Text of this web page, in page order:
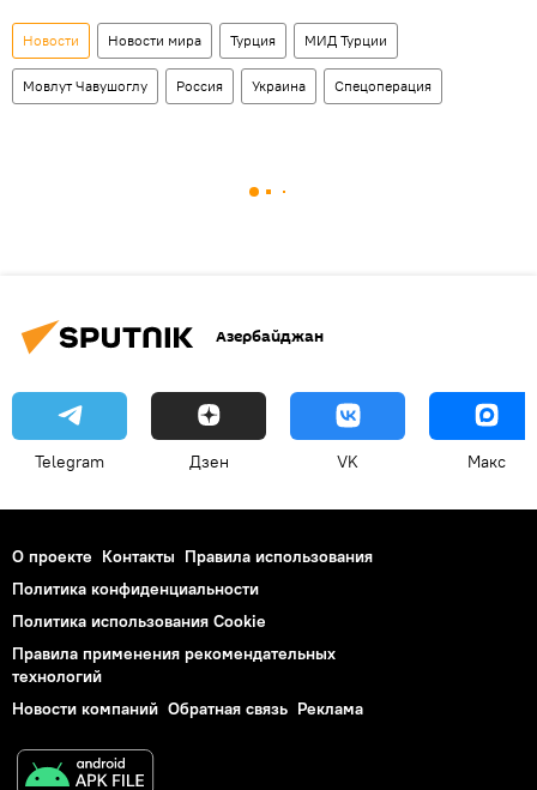
Новости Новости мира Турция МИД Турции
Мовлут Чавушоглу Россия Украина Спецоперация
Азербайджан
Telegram Дзен VK Макс
О проекте Контакты Правила использования
Политика конфиденциальности
Политика использования Cookie
Правила применения рекомендательных
технологий
Новости компаний Обратная связь Реклама